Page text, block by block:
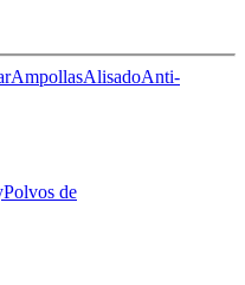
AmpollasAlisadoAnti-
Polvos de